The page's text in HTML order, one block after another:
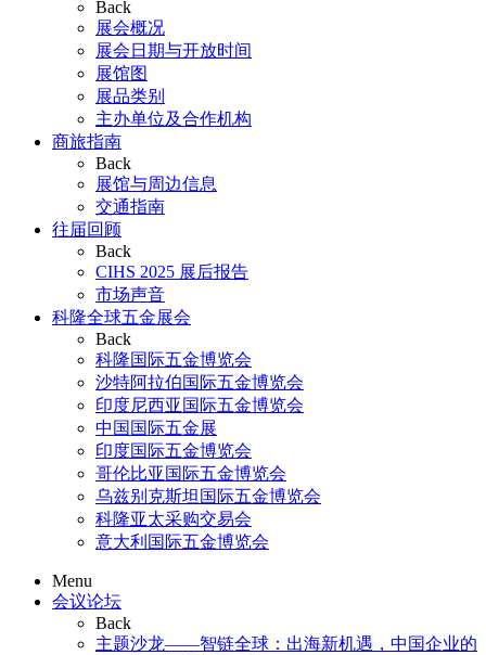
Back
展会概况
展会日期与开放时间
展馆图
展品类别
主办单位及合作机构
商旅指南
Back
展馆与周边信息
交通指南
往届回顾
Back
CIHS 2025 展后报告
市场声音
科隆全球五金展会
Back
科隆国际五金博览会
沙特阿拉伯国际五金博览会
印度尼西亚国际五金博览会
中国国际五金展
印度国际五金博览会
哥伦比亚国际五金博览会
乌兹别克斯坦国际五金博览会
科隆亚太采购交易会
意大利国际五金博览会
Menu
会议论坛
Back
主题沙龙——智链全球：出海新机遇，中国企业的